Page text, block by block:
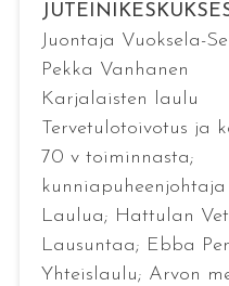
Juontaja Vuoksela-
Pekka Vanhanen
Karjalaisten laulu
Tervetulotoivotus ja
70 v toiminnasta;
Laulua; Hattulan
Lausuntaa; Ebba
Yhteislaulu; Arvon